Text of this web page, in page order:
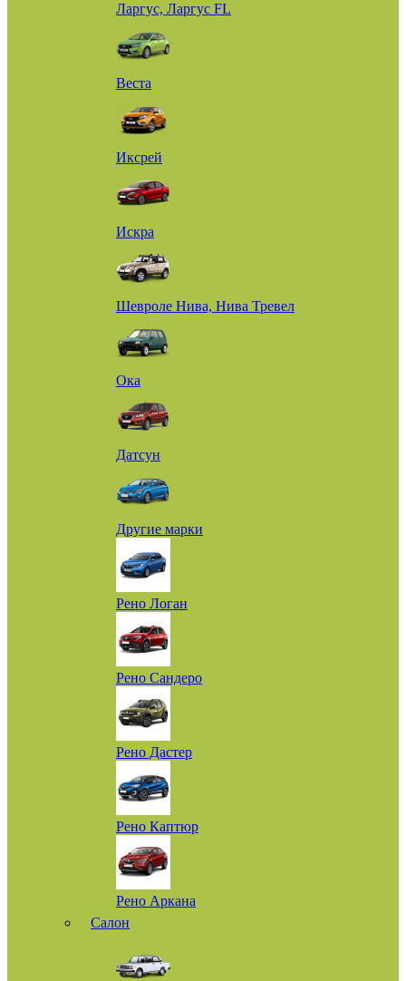
Ларгус, Ларгус FL
Веста
Иксрей
Искра
Шевроле Нива, Нива Тревел
Ока
Датсун
Другие марки
Рено Логан
Рено Сандеро
Рено Дастер
Рено Каптюр
Рено Аркана
Салон